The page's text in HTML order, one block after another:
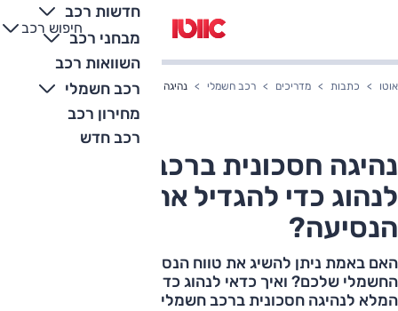
חדשות רכב
מבחני רכב
השוואות רכב
רכב חשמלי
מחירון רכב
רכב חדש
חיפוש רכב
+
-
אוטו כתבות מדריכים רכב חשמלי נהיגה חסכונית ברכב חשמלי: איך לנהוג
נהיגה חסכונית ברכב חשמלי: איך
לנהוג כדי להגדיל את טווח
הנסיעה?
האם באמת ניתן להשיג את טווח הנסיעה המוצהר של הרכב
החשמלי שלכם? ואיך כדאי לנהוג כדי להתקרב אליו? המדריך
המלא לנהיגה חסכונית ברכב חשמלי